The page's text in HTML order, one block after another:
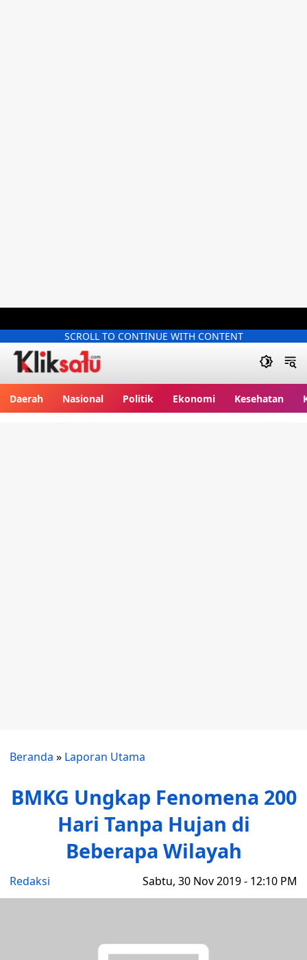
SCROLL TO CONTINUE WITH CONTENT
Daerah Nasional Politik Ekonomi Kesehatan
Beranda » Laporan Utama
BMKG Ungkap Fenomena 200
Hari Tanpa Hujan di
Beberapa Wilayah
Redaksi Sabtu, 30 Nov 2019 - 12:10 PM